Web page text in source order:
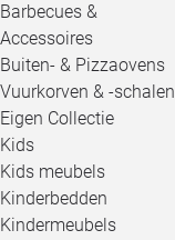
Barbecues &
Accessoires
Buiten- & Pizzaovens
Vuurkorven & -schalen
Eigen Collectie
Kids
Kids meubels
Kinderbedden
Kindermeubels